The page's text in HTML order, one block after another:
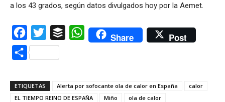
a los 43 grados, según datos divulgados hoy por la Aemet.
Facebook
Twitter Buffer WhatsAppShare Post
Compartir
ETIQUETAS Alerta por sofocante ola de calor en España
calor
EL TIEMPO REINO DE ESPAÑA
Miño
ola de calor